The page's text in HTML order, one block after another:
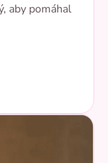
aby pomáhal